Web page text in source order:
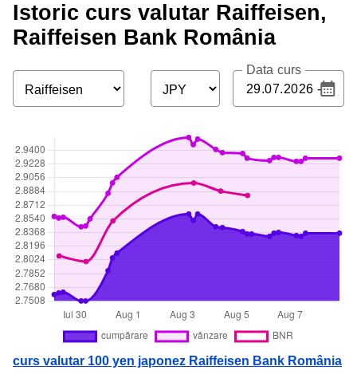
Istoric curs valutar Raiffeisen,
Raiffeisen Bank România
Data curs
curs valutar 100 yen japonez Raiffeisen Bank România